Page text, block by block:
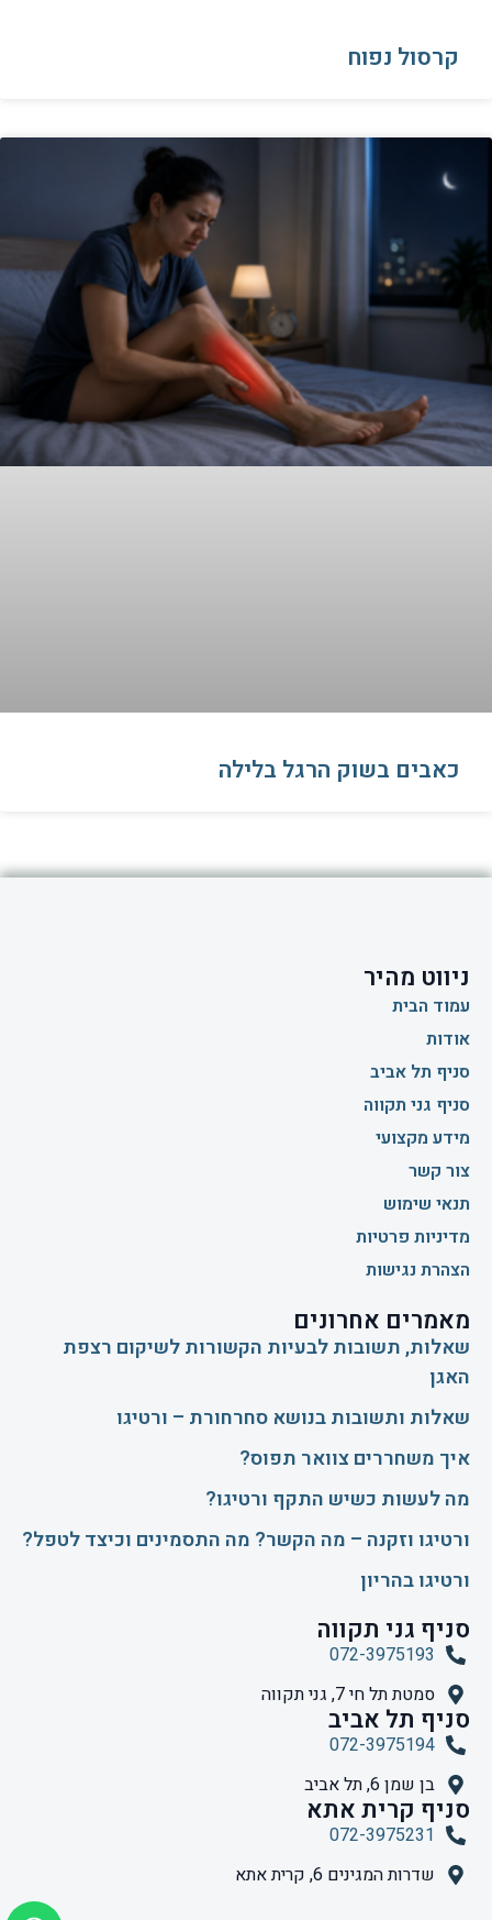
קרסול נפוח
כאבים בשוק הרגל בלילה
ניווט מהיר
עמוד הבית
אודות
סניף תל אביב
סניף גני תקווה
מידע מקצועי
צור קשר
תנאי שימוש
מדיניות פרטיות
הצהרת נגישות
מאמרים אחרונים
שאלות, תשובות לבעיות הקשורות לשיקום רצפת
האגן
שאלות ותשובות בנושא סחרחורת – ורטיגו
איך משחררים צוואר תפוס?
​מה לעשות כשיש התקף ורטיגו?
ורטיגו וזקנה – מה הקשר? מה התסמינים וכיצד לטפל?
ורטיגו בהריון
סניף גני תקווה
072-3975193
סמטת תל חי 7, גני תקווה
סניף תל אביב
072-3975194
בן שמן 6, תל אביב
סניף קרית אתא
072-3975231
שדרות המגינים 6, קרית אתא